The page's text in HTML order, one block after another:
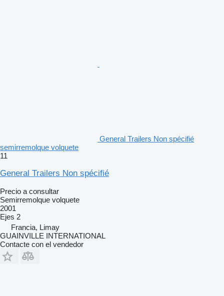
General Trailers Non spécifié
semirremolque volquete
11
General Trailers Non spécifié
Precio a consultar
Semirremolque volquete
2001
Ejes 2
Francia, Limay
GUAINVILLE INTERNATIONAL
Contacte con el vendedor